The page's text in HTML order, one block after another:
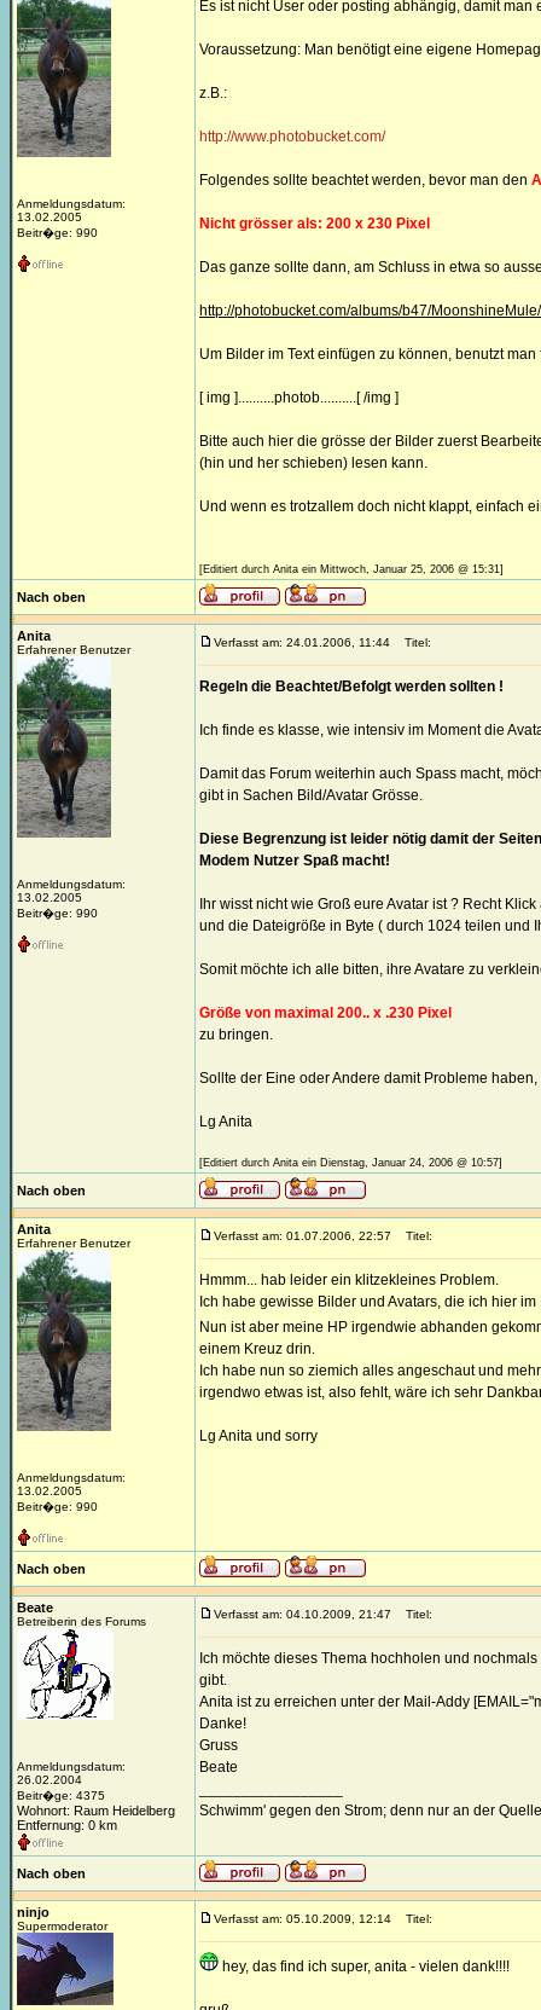
Anmeldungsdatum:
13.02.2005
Beitr�ge: 990
Es ist nicht User oder posting abhängig, damit man
Voraussetzung: Man benötigt eine eigene
z.B.:
http://www.photobucket.com/
Folgendes sollte beachtet werden, bevor man den
Nicht grösser als: 200 x 230 Pixel
Das ganze sollte dann, am Schluss in etwa so
http://photobucket.com/albums/b47/
Um Bilder im Text einfügen zu können, benutzt
[ img ]..........photob..........[ /img ]
Bitte auch hier die grösse der Bilder zuerst
(hin und her schieben) lesen kann.
Und wenn es trotzallem doch nicht klappt, einfach
[Editiert durch Anita ein Mittwoch, Januar 25, 2006 @ 15:31]
Nach oben
Anita
Erfahrener Benutzer
Anmeldungsdatum:
13.02.2005
Beitr�ge: 990
Verfasst am: 24.01.2006, 11:44 Titel:
Regeln die Beachtet/Befolgt werden sollten !
Ich finde es klasse, wie intensiv im Moment die
Damit das Forum weiterhin auch Spass macht,
gibt in Sachen Bild/Avatar Grösse.
Diese Begrenzung ist leider nötig damit der
Modem Nutzer Spaß macht!
Ihr wisst nicht wie Groß eure Avatar ist ? Recht
und die Dateigröße in Byte ( durch 1024 teilen und
Somit möchte ich alle bitten, ihre Avatare zu
Größe von maximal 200.. x .230 Pixel
zu bringen.
Sollte der Eine oder Andere damit Probleme
Lg Anita
[Editiert durch Anita ein Dienstag, Januar 24, 2006 @ 10:57]
Nach oben
Anita
Erfahrener Benutzer
Anmeldungsdatum:
13.02.2005
Beitr�ge: 990
Verfasst am: 01.07.2006, 22:57 Titel:
Hmmm... hab leider ein klitzekleines Problem.
Ich habe gewisse Bilder und Avatars, die ich hier
Nun ist aber meine HP irgendwie abhanden
einem Kreuz drin.
Ich habe nun so ziemich alles angeschaut und
irgendwo etwas ist, also fehlt, wäre ich sehr
Lg Anita und sorry
Nach oben
Beate
Betreiberin des Forums
Anmeldungsdatum:
26.02.2004
Beitr�ge: 4375
Wohnort: Raum Heidelberg
Entfernung: 0 km
Verfasst am: 04.10.2009, 21:47 Titel:
Ich möchte dieses Thema hochholen und
gibt.
Anita ist zu erreichen unter der Mail-Addy
Danke!
Gruss
Beate
Schwimm' gegen den Strom; denn nur an der
Nach oben
ninjo
Supermoderator
Verfasst am: 05.10.2009, 12:14 Titel:
hey, das find ich super, anita - vielen dank!!!!